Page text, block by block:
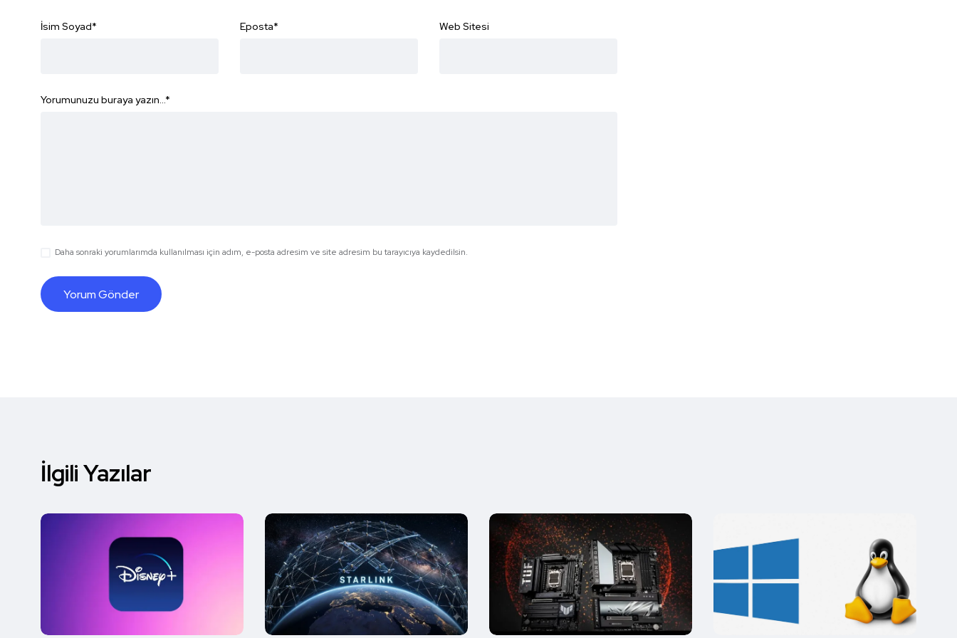
İsim Soyad* Eposta* Web Sitesi
Yorumunuzu buraya yazın...*
Daha sonraki yorumlarımda kullanılması için adım, e-posta adresim ve site adresim bu tarayıcıya kaydedilsin.
İlgili Yazılar